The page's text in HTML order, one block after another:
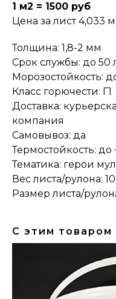
1 м2 = 1500 руб
Цена за лист 4,033
Толщина: 1,8-2 мм
Срок службы: до 50
Морозостойкость:
Класс горючести: Г1
Доставка:
компания
Самовывоз: да
Термостойкость: до
Тематика: герои
Вес листа/рулона:
Размер листа/
С этим товаром